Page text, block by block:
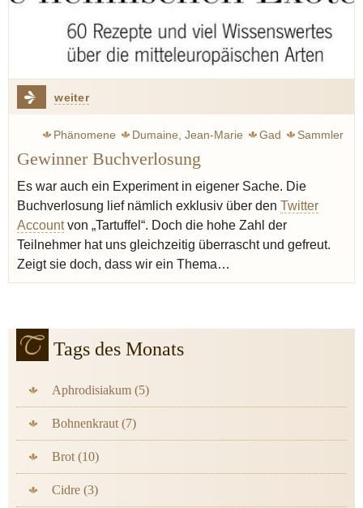
weiter
Phänomene Dumaine, Jean-Marie Gad Sammler
Gewinner Buchverlosung
Es war auch ein Experiment in eigener Sache. Die
Buchverlosung lief nämlich exklusiv über den Twitter
Accountvon „Tartuffel“. Doch die hohe Zahl der
Teilnehmer hat uns gleichzeitig überrascht und gefreut.
Zeigt sie doch, dass wir ein Thema…
Tags des Monats
Aphrodisiakum (5)
Bohnenkraut (7)
Brot (10)
Cidre (3)